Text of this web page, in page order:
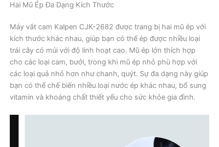
Hai Mũ Ép Đa Dạng Kích Thước
Máy vắt cam Kalpen CJK-2682 được trang bị hai mũ ép với
kích thước khác nhau, giúp bạn có thể ép được nhiều loại
trái cây có múi với độ linh hoạt cao. Mũ ép lớn thích hợp
cho các loại cam, bưởi, trong khi mũ ép nhỏ phù hợp với
các loại quả nhỏ hơn như chanh, quýt. Sự đa dạng này giúp
bạn có thể chế biến nhiều loại nước ép khác nhau, bổ sung
vitamin và khoáng chất thiết yếu cho sức khỏe gia đình.